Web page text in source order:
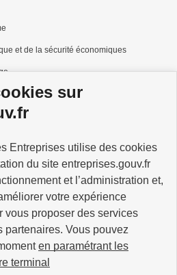
sur
Entreprises utilise des cookies
du site entreprises.gouv.fr
et l’administration et,
votre expérience
vous proposer des services
partenaires. Vous pouvez
en paramétrant les
terminal
et de la sécurité économiques
public.gouv.fr